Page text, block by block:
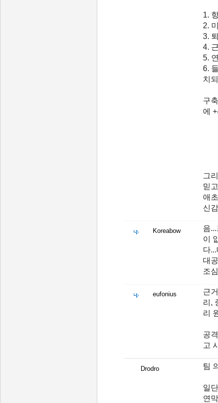
1.
2.
3.
4.
5.
6.
치
구
에
그
믿
애
신
Koreabow
음
이
다
대
조
eufonius
근
리,
리
공
고
Drodro 팀
일
연